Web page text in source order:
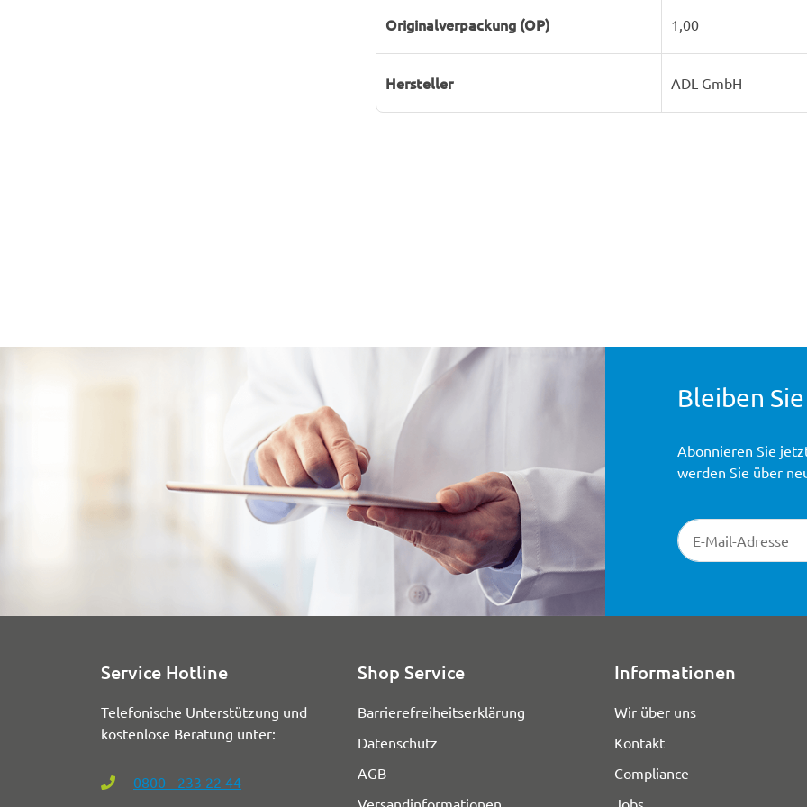
Originalverpackung (OP) 1,00
Hersteller ADL GmbH
Bleiben
Newsletter-
Abonnieren Sie
werden Sie über
Service Hotline
Telefonische Unterstützung und
kostenlose Beratung unter:
0800 - 233 22 44
Shop Service
Barrierefreiheitserklärung
Datenschutz
AGB
Versandinformationen
Informationen
Wir über uns
Kontakt
Compliance
Jobs